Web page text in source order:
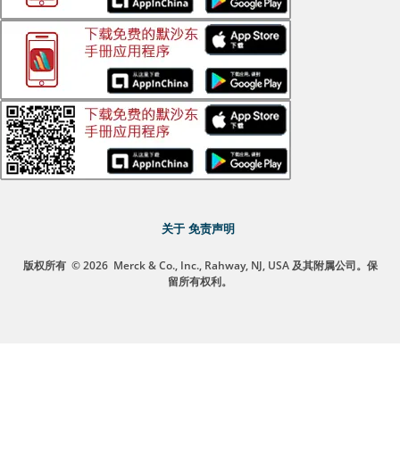
关于 免责声明
版权所有 © 2026 Merck & Co., Inc., Rahway, NJ, USA 及其附属公司。保
留所有权利。